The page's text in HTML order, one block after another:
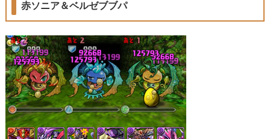
赤ソニア＆ベルゼブブパ